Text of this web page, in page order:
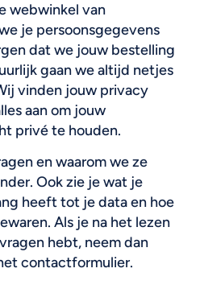
webwinkel van
je persoonsgegevens
dat we jouw bestelling
gaan we altijd netjes
vinden jouw privacy
aan om jouw
privé te houden.
en waarom we ze
Ook zie je wat je
heeft tot je data en hoe
Als je na het lezen
hebt, neem dan
contactformulier.